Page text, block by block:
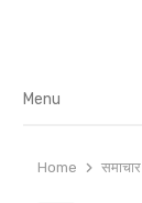
Menu
Menu
Home समाचार